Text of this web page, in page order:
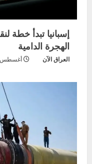
إسبانيا تبدأ خطة
الهجرة الدامية
العراق الآن أغسطس 7, 2026